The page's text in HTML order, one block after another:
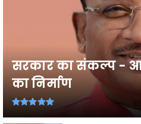
सरकार का संकल्प -
का निर्माण